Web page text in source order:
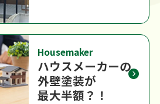
Housemaker
ハウスメーカーの
外壁塗装が
最大半額？！